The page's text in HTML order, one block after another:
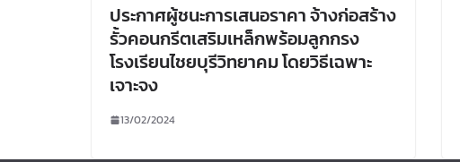
ประกาศผู้ชนะการเสนอราคา จ้างก่อสร้าง
รั้วคอนกรีตเสริมเหล็กพร้อมลูกกรง
โรงเรียนไชยบุรีวิทยาคม โดยวิธีเฉพาะ
เจาะจง
13/02/2024